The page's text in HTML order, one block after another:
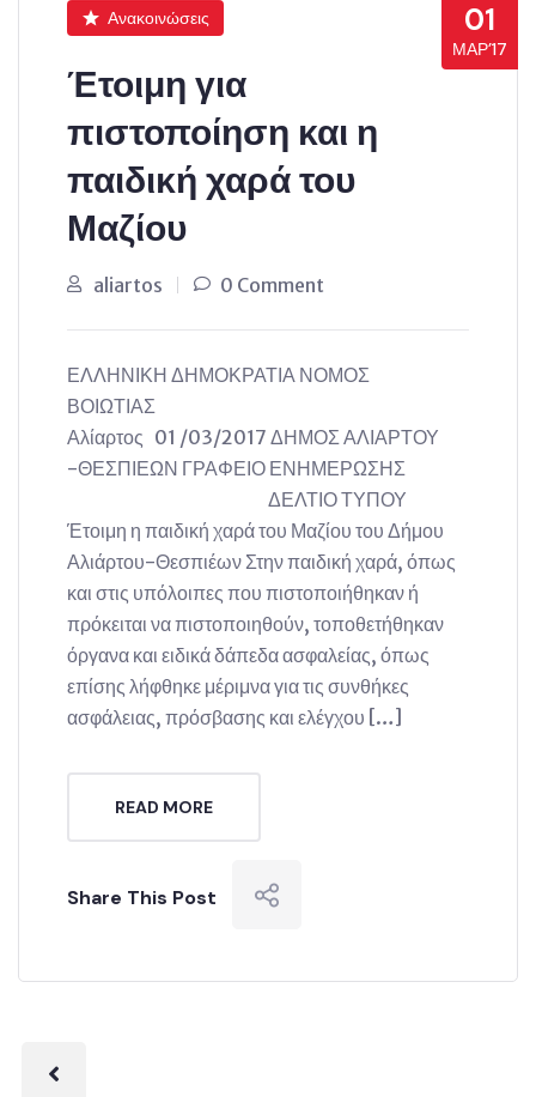
01
ΜΑΡ’17
Ανακοινώσεις
Έτοιμη για
πιστοποίηση και η
παιδική χαρά του
Μαζίου
aliartos 0 Comment
ΕΛΛΗΝΙΚΗ ΔΗΜΟΚΡΑΤΙΑ ΝΟΜΟΣ
ΒΟΙΩΤΙΑΣ
Αλίαρτος 01 /03/2017 ΔΗΜΟΣ ΑΛΙΑΡΤΟΥ
-ΘΕΣΠΙΕΩΝ ΓΡΑΦΕΙΟ ΕΝΗΜΕΡΩΣΗΣ
ΔΕΛΤΙΟ ΤΥΠΟΥ
Έτοιμη η παιδική χαρά του Μαζίου του Δήμου
Αλιάρτου-Θεσπιέων Στην παιδική χαρά, όπως
και στις υπόλοιπες που πιστοποιήθηκαν ή
πρόκειται να πιστοποιηθούν, τοποθετήθηκαν
όργανα και ειδικά δάπεδα ασφαλείας, όπως
επίσης λήφθηκε μέριμνα για τις συνθήκες
ασφάλειας, πρόσβασης και ελέγχου […]
READ MORE
Share This Post